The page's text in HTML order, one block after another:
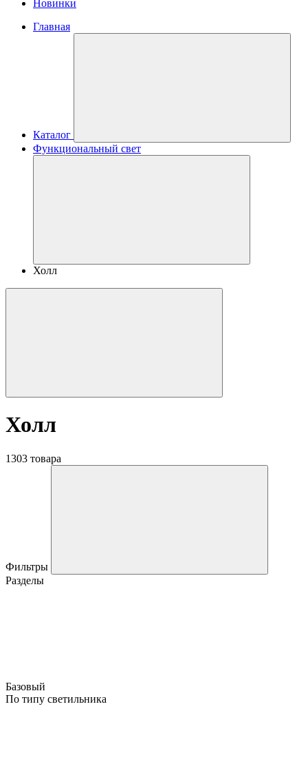
Новинки
Главная
Каталог
Функциональный свет
Холл
Холл
1303 товара
Фильтры
Разделы
Базовый
По типу светильника